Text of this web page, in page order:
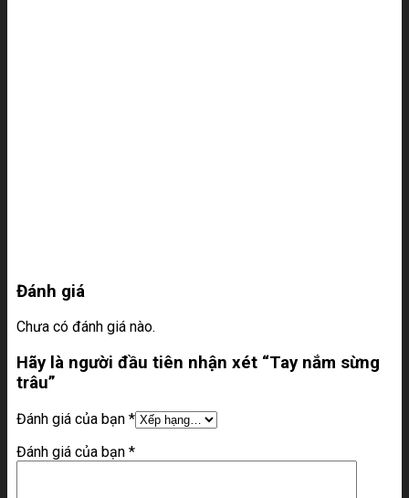
Đánh giá
Chưa có đánh giá nào.
Hãy là người đầu tiên nhận xét “Tay nắm sừng
trâu”
Đánh giá của bạn *
Đánh giá của bạn *